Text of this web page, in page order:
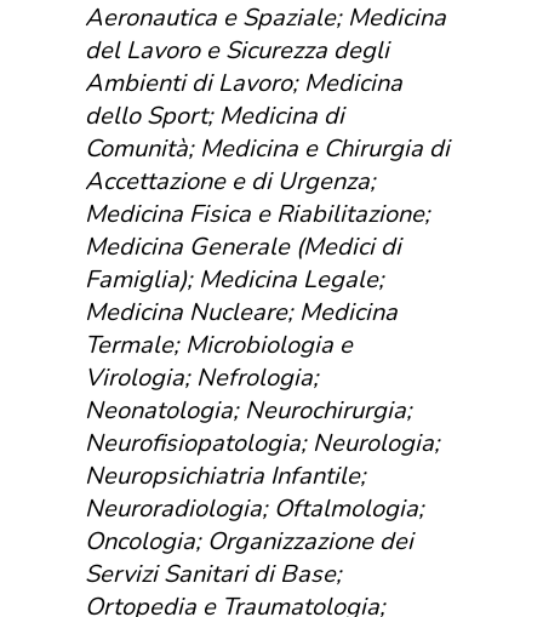
Aeronautica e Spaziale; Medicina
del Lavoro e Sicurezza degli
Ambienti di Lavoro; Medicina
dello Sport; Medicina di
Comunità; Medicina e Chirurgia di
Accettazione e di Urgenza;
Medicina Fisica e Riabilitazione;
Medicina Generale (Medici di
Famiglia); Medicina Legale;
Medicina Nucleare; Medicina
Termale; Microbiologia e
Virologia; Nefrologia;
Neonatologia; Neurochirurgia;
Neurofisiopatologia; Neurologia;
Neuropsichiatria Infantile;
Neuroradiologia; Oftalmologia;
Oncologia; Organizzazione dei
Servizi Sanitari di Base;
Ortopedia e Traumatologia;